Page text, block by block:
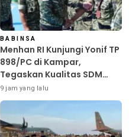
BABINSA
Menhan RI Kunjungi Yonif TP
898/PC di Kampar,
Tegaskan Kualitas SDM
Kunci Kekuatan TNI
9 jam yang lalu